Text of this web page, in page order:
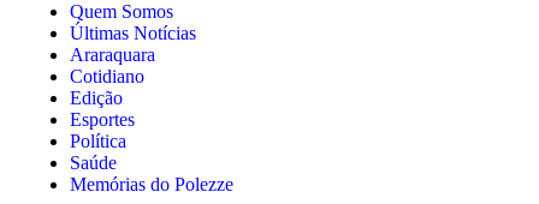
Quem Somos
Últimas Notícias
Araraquara
Cotidiano
Edição
Esportes
Política
Saúde
Memórias do Polezze